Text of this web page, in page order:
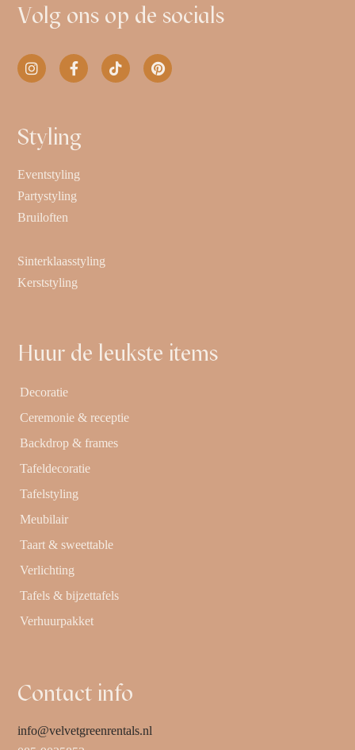
Volg ons op de socials
Styling
Eventstyling
Partystyling
Bruiloften
Sinterklaasstyling
Kerststyling
Huur de leukste items
Decoratie
Ceremonie & receptie
Backdrop & frames
Tafeldecoratie
Tafelstyling
Meubilair
Taart & sweettable
Verlichting
Tafels & bijzettafels
Verhuurpakket
Contact info
info@velvetgreenrentals.nl